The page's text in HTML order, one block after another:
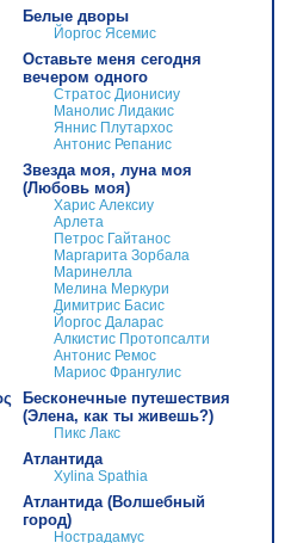
Белые дворы
Йоргос Ясемис
Оставьте меня сегодня
вечером одного
Стратос Дионисиу
Манолис Лидакис
Яннис Плутархос
Антонис Репанис
Звезда моя, луна моя
(Любовь моя)
Харис Алексиу
Арлета
Петрос Гайтанос
Маргарита Зорбала
Маринелла
Мелина Меркури
Димитрис Басис
Йоргос Даларас
Алкистис Протопсалти
Антонис Ремос
Мариос Франгулис
Бесконечные путешествия
(Элена, как ты живешь?)
Пикс Лакс
Атлантида
Xylina Spathia
Атлантида (Волшебный
город)
Нострадамус